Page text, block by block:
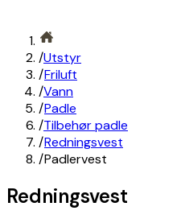
/Utstyr
/Friluft
/Vann
/Padle
/Tilbehør padle
/Redningsvest
/Padlervest
Redningsvest